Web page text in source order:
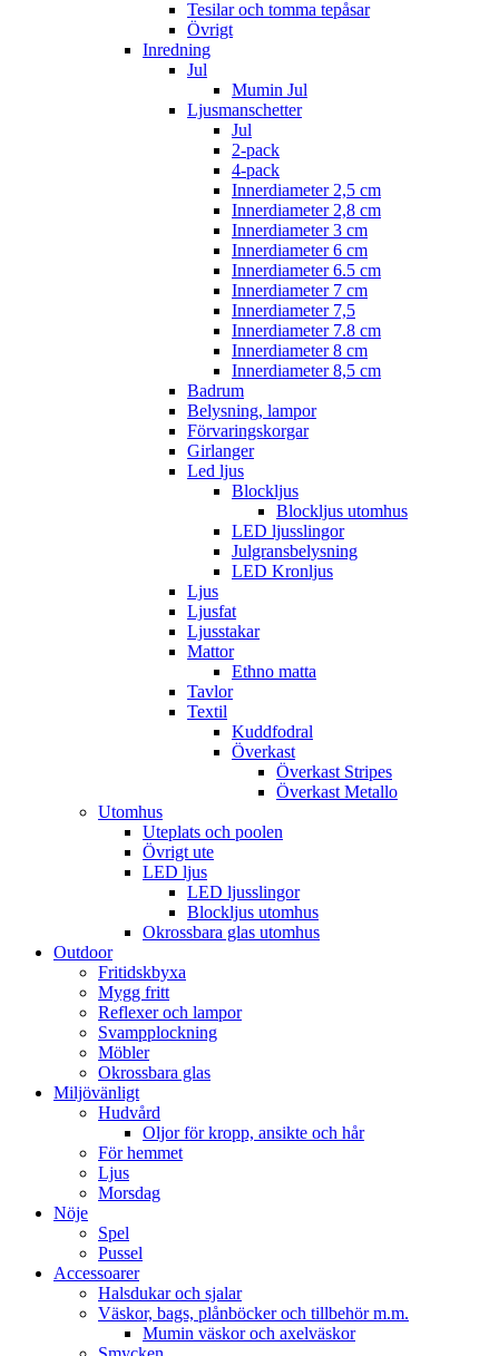
Tesilar och tomma tepåsar
Övrigt
Inredning
Jul
Mumin Jul
Ljusmanschetter
Jul
2-pack
4-pack
Innerdiameter 2,5 cm
Innerdiameter 2,8 cm
Innerdiameter 3 cm
Innerdiameter 6 cm
Innerdiameter 6.5 cm
Innerdiameter 7 cm
Innerdiameter 7,5
Innerdiameter 7.8 cm
Innerdiameter 8 cm
Innerdiameter 8,5 cm
Badrum
Belysning, lampor
Förvaringskorgar
Girlanger
Led ljus
Blockljus
Blockljus utomhus
LED ljusslingor
Julgransbelysning
LED Kronljus
Ljus
Ljusfat
Ljusstakar
Mattor
Ethno matta
Tavlor
Textil
Kuddfodral
Överkast
Överkast Stripes
Överkast Metallo
Utomhus
Uteplats och poolen
Övrigt ute
LED ljus
LED ljusslingor
Blockljus utomhus
Okrossbara glas utomhus
Outdoor
Fritidskbyxa
Mygg fritt
Reflexer och lampor
Svampplockning
Möbler
Okrossbara glas
Miljövänligt
Hudvård
Oljor för kropp, ansikte och hår
För hemmet
Ljus
Morsdag
Nöje
Spel
Pussel
Accessoarer
Halsdukar och sjalar
Väskor, bags, plånböcker och tillbehör m.m.
Mumin väskor och axelväskor